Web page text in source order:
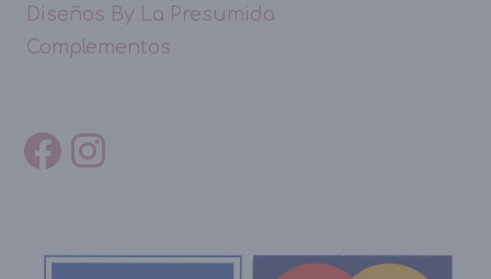
Diseños By La Presumida
Complementos